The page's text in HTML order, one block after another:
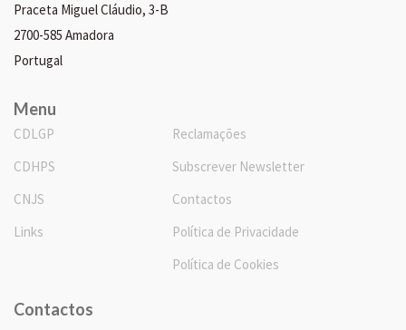
Praceta Miguel Cláudio, 3-B
2700-585 Amadora
Portugal
Menu
CDLGP
CDHPS
CNJS
Links
Reclamações
Subscrever Newsletter
Contactos
Política de Privacidade
Política de Cookies
Contactos